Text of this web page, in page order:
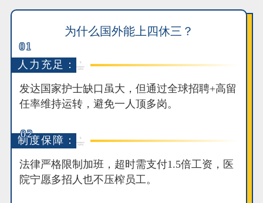
为什么国外能上四休三？
01
人力充足：
发达国家护士缺口虽大，但通过全球招聘+高留
任率维持运转，避免一人顶多岗。
02
制度保障：
法律严格限制加班，超时需支付1.5倍工资，医
院宁愿多招人也不压榨员工。